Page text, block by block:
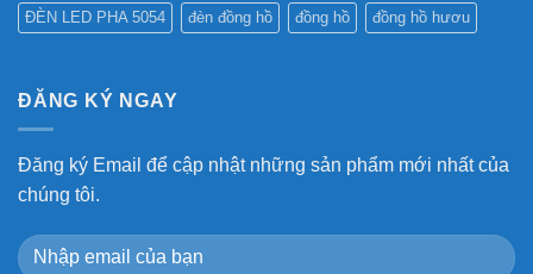
ĐÈN LED PHA 5054 đèn đồng hồ đồng hồ đồng hồ hươu
ĐĂNG KÝ NGAY
Đăng ký Email để cập nhật những sản phẩm mới nhất của
chúng tôi.